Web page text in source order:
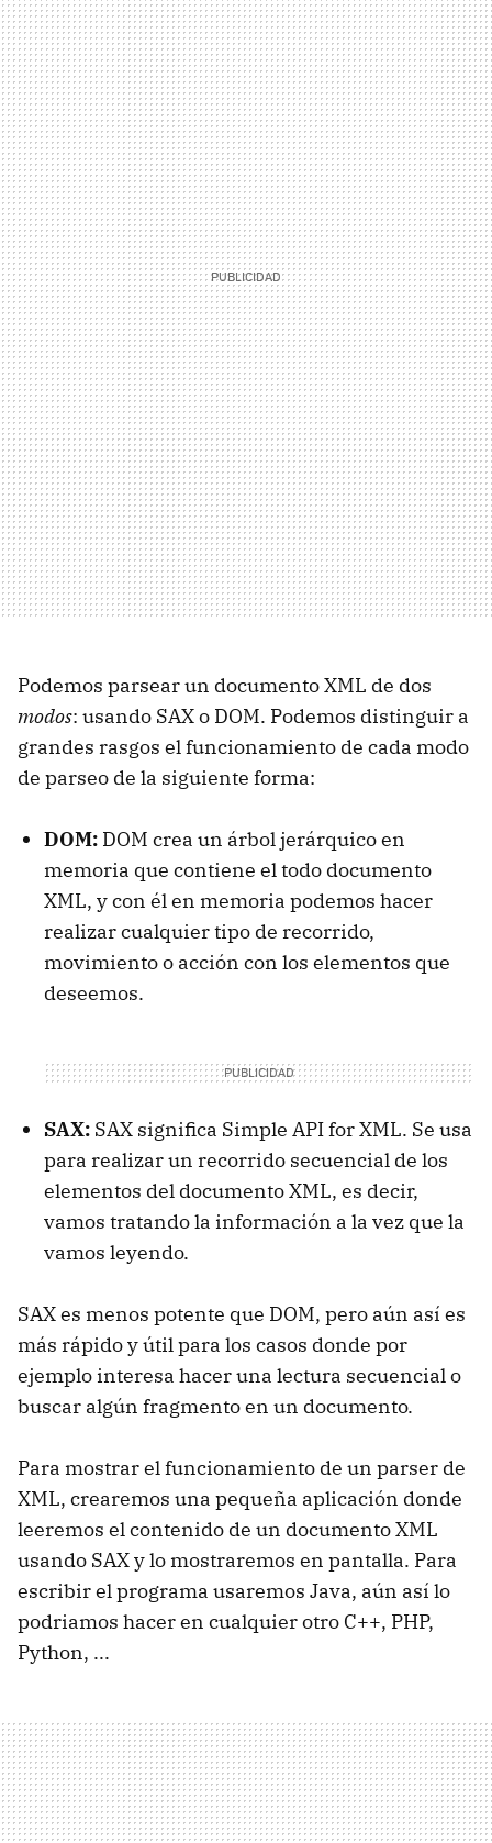
Podemos parsear un documento XML de dos
modos: usando SAX o DOM. Podemos distinguir a
grandes rasgos el funcionamiento de cada modo
de parseo de la siguiente forma:
DOM: DOM crea un árbol jerárquico en
memoria que contiene el todo documento
XML, y con él en memoria podemos hacer
realizar cualquier tipo de recorrido,
movimiento o acción con los elementos que
deseemos.
SAX: SAX significa Simple API for XML. Se usa
para realizar un recorrido secuencial de los
elementos del documento XML, es decir,
vamos tratando la información a la vez que la
vamos leyendo.
SAX es menos potente que DOM, pero aún así es
más rápido y útil para los casos donde por
ejemplo interesa hacer una lectura secuencial o
buscar algún fragmento en un documento.
Para mostrar el funcionamiento de un parser de
XML, crearemos una pequeña aplicación donde
leeremos el contenido de un documento XML
usando SAX y lo mostraremos en pantalla. Para
escribir el programa usaremos Java, aún así lo
podriamos hacer en cualquier otro C++, PHP,
Python, ...